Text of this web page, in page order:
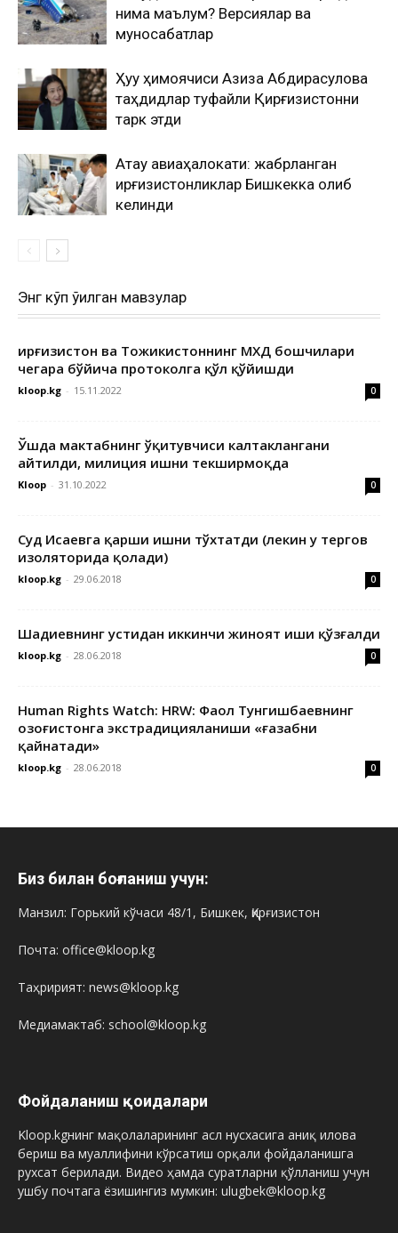
нима маълум? Версиялар ва
муносабатлар
Ҳуқуқ ҳимоячиси Азиза Абдирасулова
таҳдидлар туфайли Қирғизистонни
тарк этди
Ақтау авиаҳалокати: жабрланган
қирғизистонликлар Бишкекка олиб
келинди
Энг кўп ўқилган мавзулар
Қирғизистон ва Тожикистоннинг МХДҚ бошчилари
чегара бўйича протоколга қўл қўйишди
kloop.kg - 15.11.2022 0
Ўшда мактабнинг ўқитувчиси калтаклангани
айтилди, милиция ишни текширмоқда
Kloop - 31.10.2022 0
Суд Исаевга қарши ишни тўхтатди (лекин у тергов
изоляторида қолади)
kloop.kg - 29.06.2018 0
Шадиевнинг устидан иккинчи жиноят иши қўзғалди
kloop.kg - 28.06.2018 0
Human Rights Watch: HRW: Фаол Тунгишбаевнинг
Қозоғистонга экстрадицияланиши «ғазабни
қайнатади»
kloop.kg - 28.06.2018 0
Биз билан боғланиш учун:
Манзил: Горький кўчаси 48/1, Бишкек, Қирғизистон
Почта: office@kloop.kg
Таҳририят: news@kloop.kg
Медиамактаб: school@kloop.kg
Фойдаланиш қоидалари
Kloop.kgнинг мақолаларининг асл нусхасига аниқ илова
бериш ва муаллифини кўрсатиш орқали фойдаланишга
рухсат берилади. Видео ҳамда суратларни қўлланиш учун
ушбу почтага ёзишингиз мумкин: ulugbek@kloop.kg